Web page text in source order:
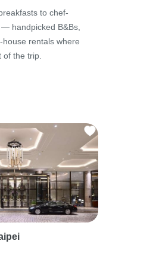
to chef-
handpicked B&Bs,
house rentals where
of the trip.